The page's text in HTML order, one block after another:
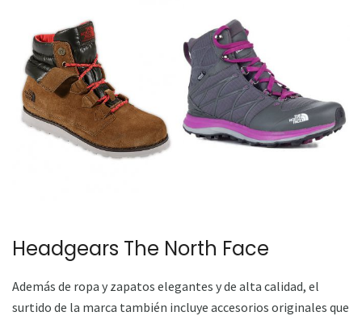
Headgears The North Face
Además de ropa y zapatos elegantes y de alta calidad, el
surtido de la marca también incluye accesorios originales que